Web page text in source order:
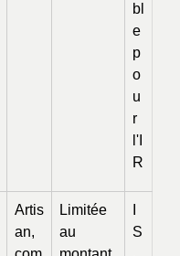
bl
e
p
o
u
r
l'I
R
Artis
an,
Limitée
au
S